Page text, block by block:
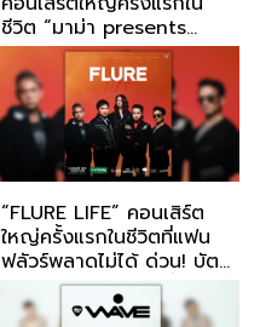
ชีวิต “มาม่า presents
guncharlie OCTOBER
THEORY CONCERT” 17
ตุลาคมนี้ ณ Centerpoint
“FLURE LIFE” คอนเสิร์ต
ใหญ่ครั้งแรกในชีวิตที่แฟน
ฟลัวร์พลาดไม่ได้ ด่วน! บัตร
รอบ 2 เปิดจองแล้วที่ I
Have Ticket